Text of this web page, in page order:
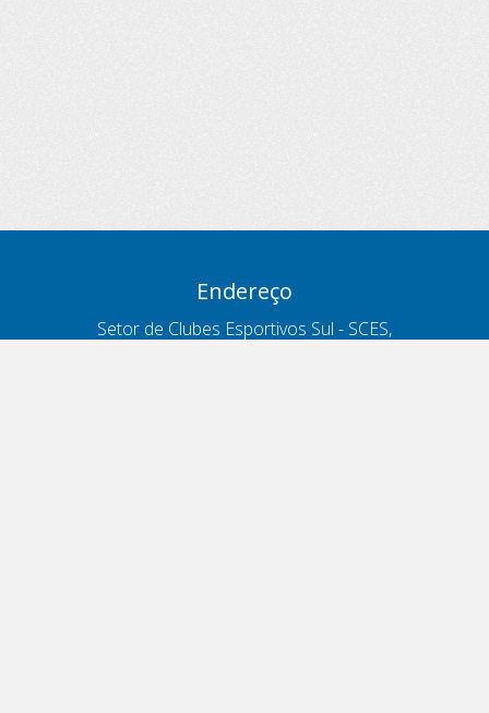
Endereço
Setor de Clubes Esportivos Sul - SCES,